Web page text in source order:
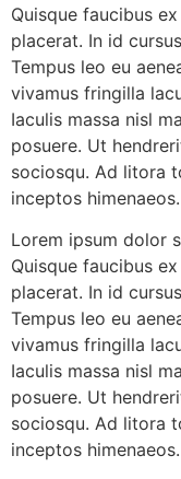
Quisque faucibus
placerat. In id
Tempus leo eu
vivamus fringilla
Iaculis massa nisl
posuere. Ut
sociosqu. Ad litora
inceptos himenaeos.
Lorem ipsum dolor
Quisque faucibus
placerat. In id
Tempus leo eu
vivamus fringilla
Iaculis massa nisl
posuere. Ut
sociosqu. Ad litora
inceptos himenaeos.